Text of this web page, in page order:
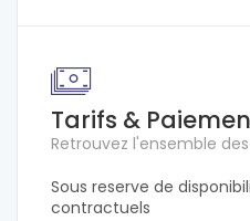
Tarifs &
Retrouvez l'ensemble
Sous reserve de
contractuels